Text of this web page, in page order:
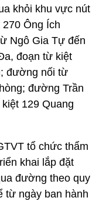
khỏi khu vực nút
Ông Ích
Ngô Gia Tự đến
đoạn từ kiệt
đường nối từ
đường Trần
129 Quang
tổ chức thẩm
khai lắp đặt
đường theo quy
từ ngày ban hành